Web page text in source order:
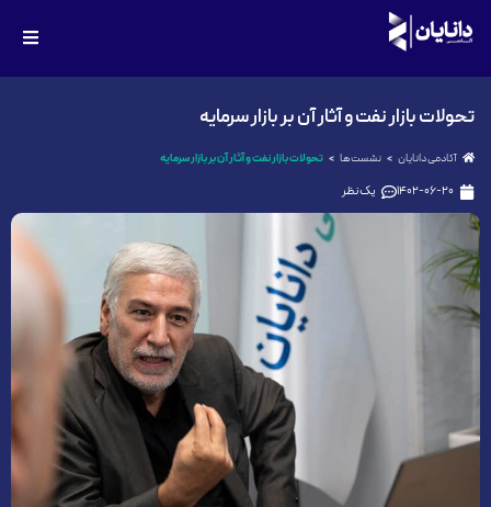
تحولات بازار نفت و آثار آن بر بازار سرمایه
آکادمی دانایان نشست‌ها تحولات بازار نفت و آثار آن بر بازار سرمایه
1402-06-20 یک نظر